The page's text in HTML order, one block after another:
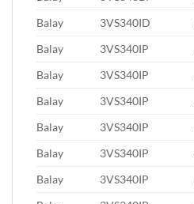
Balay
3VS340ID
Balay
3VS340IP
Balay
3VS340IP
Balay
3VS340IP
Balay
3VS340IP
Balay
3VS340IP
Balay
3VS340IP